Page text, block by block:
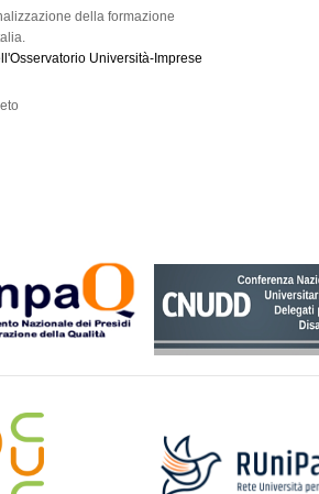
della formazione
Università-Imprese